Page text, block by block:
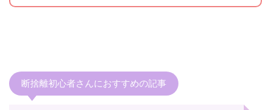
断捨離初心者さんにおすすめの記事